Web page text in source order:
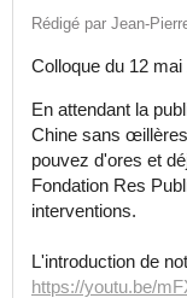
Rédigé par Jean-
Colloque du 12 mai
En attendant la
Chine sans
pouvez d'ores et
Fondation Res
interventions.
L'introduction de
https://youtu.be/